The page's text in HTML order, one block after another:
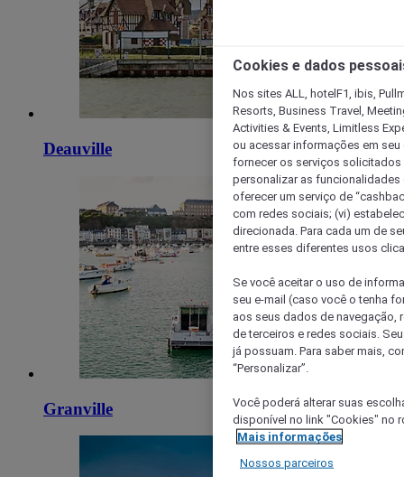
Deauville
Granville
Cookies e dados
Nos sites ALL, hotelF1, ibis,
Resorts, Business Travel,
Activities & Events, Limitless
ou acessar informações em
fornecer os serviços solicitados
personalizar as
oferecer um serviço de
com redes sociais; (vi)
direcionada. Para cada um de
entre esses diferentes usos
Se você aceitar o uso de
seu e-mail (caso você o tenha
aos seus dados de navegação,
de terceiros e redes sociais.
já possuam. Para saber mais,
“Personalizar”.
Você poderá alterar suas
disponível no link "Cookies" no
Mais informações
Nossos parceiros